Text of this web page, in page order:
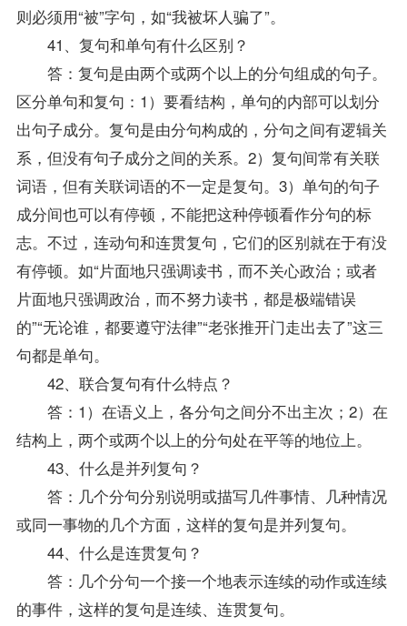
则必须用“被”字句，如“我被坏人骗了”。
41、复句和单句有什么区别？
答：复句是由两个或两个以上的分句组成的句子。
区分单句和复句：1）要看结构，单句的内部可以划分
出句子成分。复句是由分句构成的，分句之间有逻辑关
系，但没有句子成分之间的关系。2）复句间常有关联
词语，但有关联词语的不一定是复句。3）单句的句子
成分间也可以有停顿，不能把这种停顿看作分句的标
志。不过，连动句和连贯复句，它们的区别就在于有没
有停顿。如“片面地只强调读书，而不关心政治；或者
片面地只强调政治，而不努力读书，都是极端错误
的”“无论谁，都要遵守法律”“老张推开门走出去了”这三
句都是单句。
42、联合复句有什么特点？
答：1）在语义上，各分句之间分不出主次；2）在
结构上，两个或两个以上的分句处在平等的地位上。
43、什么是并列复句？
答：几个分句分别说明或描写几件事情、几种情况
或同一事物的几个方面，这样的复句是并列复句。
44、什么是连贯复句？
答：几个分句一个接一个地表示连续的动作或连续
的事件，这样的复句是连续、连贯复句。